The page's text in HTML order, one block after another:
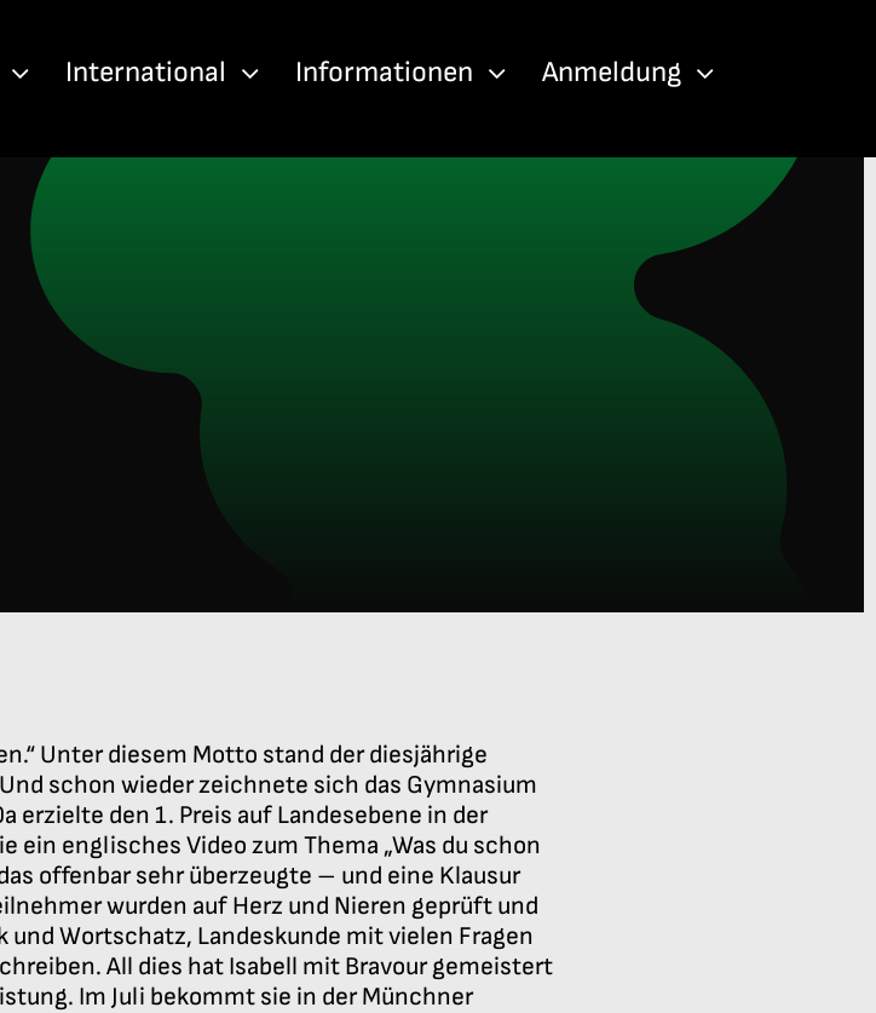
International Informationen Anmeldung
Unter diesem Motto stand der diesjährige
schon wieder zeichnete sich das Gymnasium
erzielte den 1. Preis auf Landesebene in der
ein englisches Video zum Thema „Was du schon
offenbar sehr überzeugte – und eine Klausur
wurden auf Herz und Nieren geprüft und
Wortschatz, Landeskunde mit vielen Fragen
All dies hat Isabell mit Bravour gemeistert
Im Juli bekommt sie in der Münchner